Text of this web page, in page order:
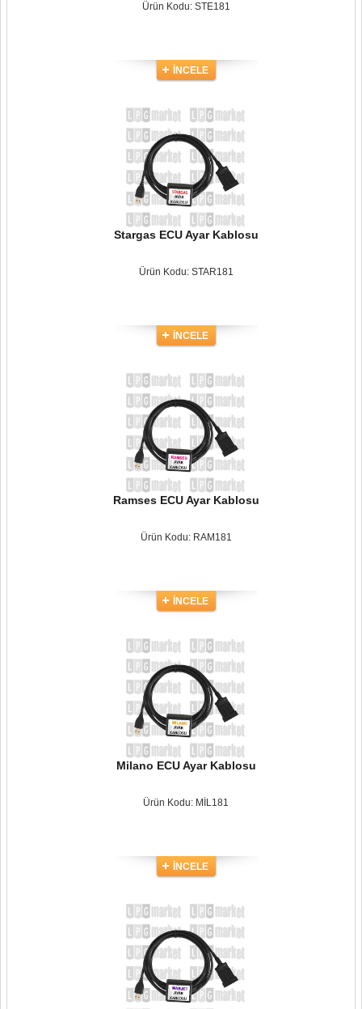
Ürün Kodu: STE181
İNCELE
Stargas ECU Ayar Kablosu
Ürün Kodu: STAR181
İNCELE
Ramses ECU Ayar Kablosu
Ürün Kodu: RAM181
İNCELE
Milano ECU Ayar Kablosu
Ürün Kodu: MİL181
İNCELE